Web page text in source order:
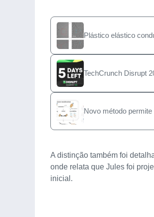
Plástico elástico
TechCrunch Disrupt
Novo método
A distinção também foi
onde relata que Jules foi
inicial.